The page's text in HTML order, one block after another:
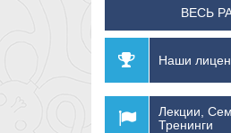
ВЕСЬ
Наши
Лекции,
Тренинги